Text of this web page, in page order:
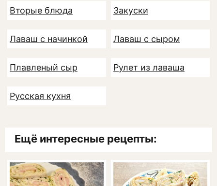
Вторые блюда Закуски
Лаваш с начинкой Лаваш с сыром
Плавленый сыр Рулет из лаваша
Русская кухня
Ещё интересные рецепты: